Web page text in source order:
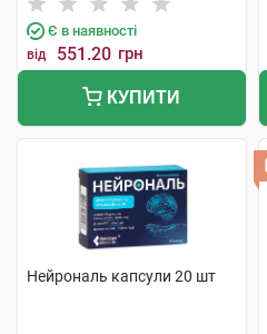
Є в наявності
від 551.20 грн
КУПИТИ
Нейрональ капсули 20 шт